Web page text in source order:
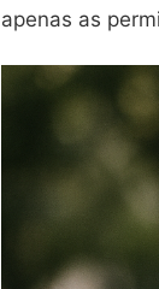
apenas as